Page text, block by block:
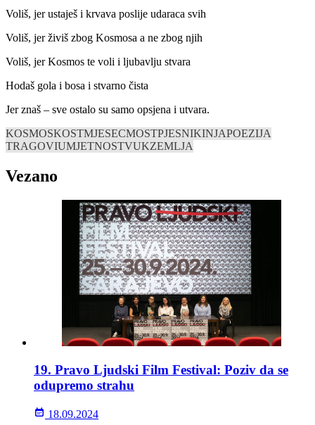
Voliš, jer ustaješ i krvava poslije udaraca svih
Voliš, jer živiš zbog Kosmosa a ne zbog njih
Voliš, jer Kosmos te voli i ljubavlju stvara
Hodaš gola i bosa i stvarno čista
Jer znaš – sve ostalo su samo opsjena i utvara.
KOSMOSKOSTMJESECMOSTPJESNIKINJAPOEZIJA
TRAGOVIUMJETNOSTVUKZEMLJA
Vezano
19. Pravo Ljudski Film Festival: Poziv da se
odupremo strahu
18.09.2024